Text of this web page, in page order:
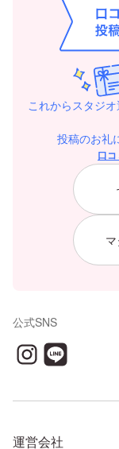
これからスタジ
投稿のお礼
口
公式SNS
運営会社